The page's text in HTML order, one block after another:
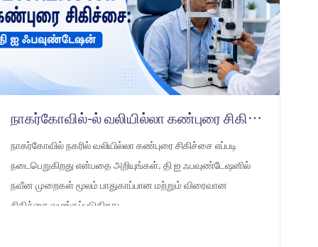
நாகர்கோவில்-ல் வலியில்லா கண்புரை சிகிச்சை: தி ஐ ஃபவுண்டேஷன்
நாகர்கோவில் நகரில் வலியில்லா கண்புரை சிகிச்சை எப்படி
நடைபெறுகிறது என்பதை அறியுங்கள். தி ஐ ஃபவுண்டேஷனில்
நவீன முறைகள் மூலம் பாதுகாப்பான மற்றும் விரைவான
சிகிச்சை வழங்கப்படுகிறது.